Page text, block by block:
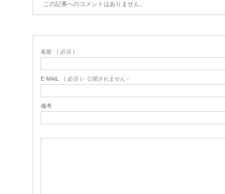
この記事へのコメントはありません。
名前 ( 必須 )
E-MAIL ( 必須 ) - 公開されません -
備考